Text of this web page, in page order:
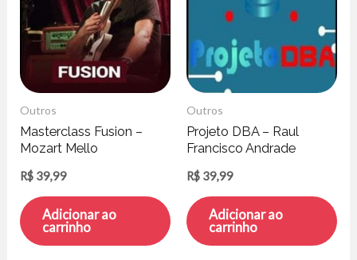
Outros
Masterclass Fusion –
Mozart Mello
R$ 39,99
Adicionar ao
carrinho
Outros
Projeto DBA – Raul
Francisco Andrade
R$ 39,99
Adicionar ao
carrinho